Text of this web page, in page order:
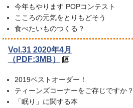
今年もやります POPコンテスト
こころの元気をとりもどそう
食べたいものつくる？
Vol.31 2020年4月
（PDF:3MB）
2019ベストオーダー！
ティーンズコーナーをご存じですか？
「眠り」に関する本